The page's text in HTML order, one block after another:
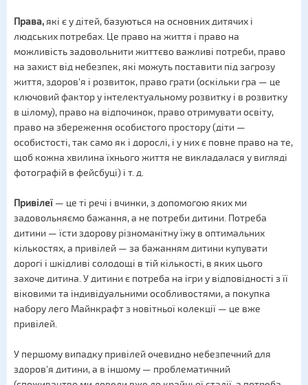
Права,які є у дітей, базуються на основних дитячих і
людських потребах. Це право на життя і право на
можливість задовольнити життєво важливі потреби, право
на захист від небезпек, які можуть поставити під загрозу
життя, здоров'я і розвиток, право грати (оскільки гра — це
ключовий фактор у інтелектуальному розвитку і в розвитку
в цілому), право на відпочинок, право отримувати освіту,
право на збереження особистого простору (діти —
особистості, так само як і дорослі, і у них є повне право на те,
щоб кожна хвилина їхнього життя не викладалася у вигляді
фотографій в фейсбуці) і т. д.
Привілеї — це ті речі і вчинки, з допомогою яких ми
задовольняємо бажання, а не потреби дитини. Потреба
дитини — їсти здорову різноманітну їжу в оптимальних
кількостях, а привілей — за бажанням дитини купувати
дорогі і шкідливі солодощі в тій кількості, в яких цього
захоче дитина. У дитини є потреба на ігри у відповідності з її
віковими та індивідуальними особливостями, а покупка
набору лего Майнкрафт з новітньої колекції — це вже
привілей.
У першому випадку привілей очевидно небезпечний для
здоров'я дитини, а в іншому — проблематичний